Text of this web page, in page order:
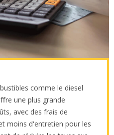
comme le diesel
une plus grande
avec des frais de
moins d'entretien pour les